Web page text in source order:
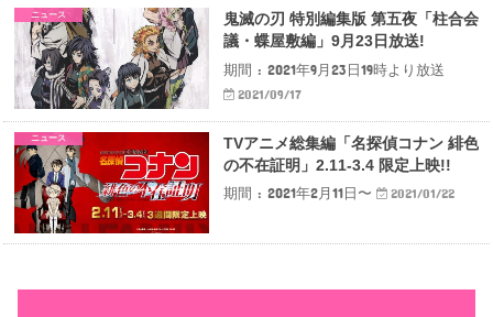
ニュース
鬼滅の刃 特別編集版 第五夜「柱合会
議・蝶屋敷編」9月23日放送!
期間 : 2021年9月23日19時より放送
2021/09/17
ニュース
TVアニメ総集編「名探偵コナン 緋色
の不在証明」2.11-3.4 限定上映!!
期間 : 2021年2月11日〜
2021/01/22